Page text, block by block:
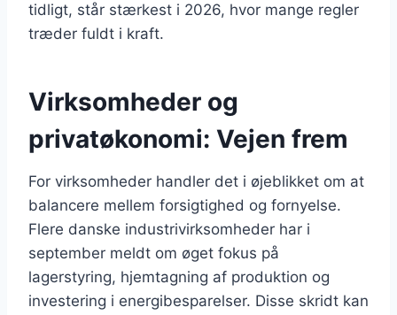
tidligt, står stærkest i 2026, hvor mange regler
træder fuldt i kraft.
Virksomheder og
privatøkonomi: Vejen frem
For virksomheder handler det i øjeblikket om at
balancere mellem forsigtighed og fornyelse.
Flere danske industrivirksomheder har i
september meldt om øget fokus på
lagerstyring, hjemtagning af produktion og
investering i energibesparelser. Disse skridt kan